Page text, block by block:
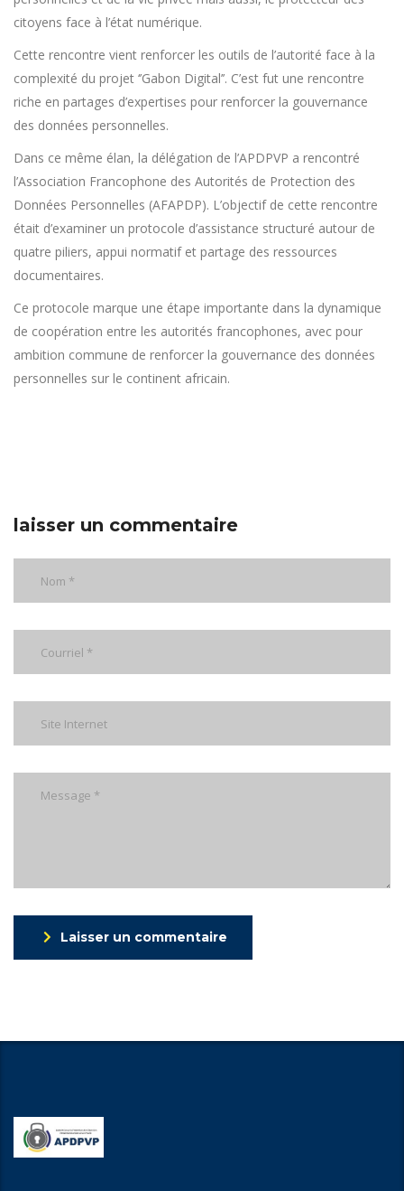
citoyens face à l’état numérique.
Cette rencontre vient renforcer les outils de l’autorité face à la
complexité du projet ‘’Gabon Digital’’. C’est fut une rencontre
riche en partages d’expertises pour renforcer la gouvernance
des données personnelles.
Dans ce même élan, la délégation de l’APDPVP a rencontré
l’Association Francophone des Autorités de Protection des
Données Personnelles (AFAPDP). L’objectif de cette rencontre
était d’examiner un protocole d’assistance structuré autour de
quatre piliers, appui normatif et partage des ressources
documentaires.
Ce protocole marque une étape importante dans la dynamique
de coopération entre les autorités francophones, avec pour
ambition commune de renforcer la gouvernance des données
personnelles sur le continent africain.
laisser un commentaire
Laisser un commentaire